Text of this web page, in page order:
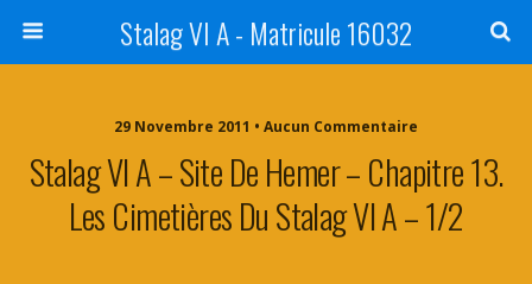
Stalag VI A - Matricule 16032
29 Novembre 2011 • Aucun Commentaire
Stalag VI A – Site De Hemer – Chapitre 13.
Les Cimetières Du Stalag VI A – 1/2